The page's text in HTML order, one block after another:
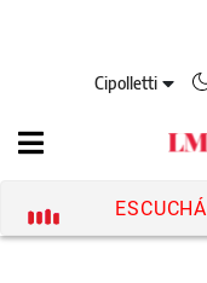
Cipolletti
ESCUCHÁ